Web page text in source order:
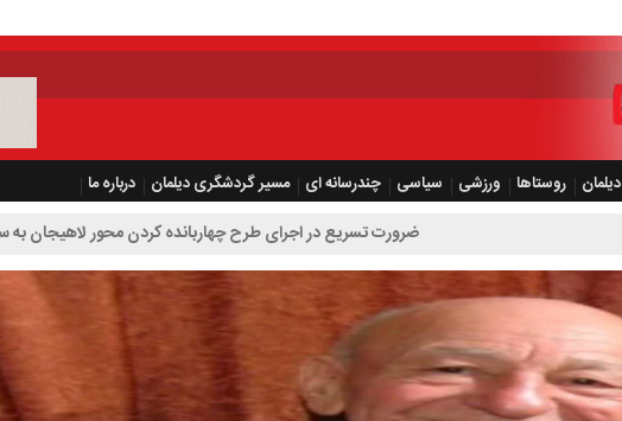
دیلمان روستاها ورزشی سیاسی چندرسانه ای مسیر گردشگری دیلمان
درباره ما
ضرورت تسریع در اجرای طرح چهاربانده کردن محور لاهیجان به سیاهکل